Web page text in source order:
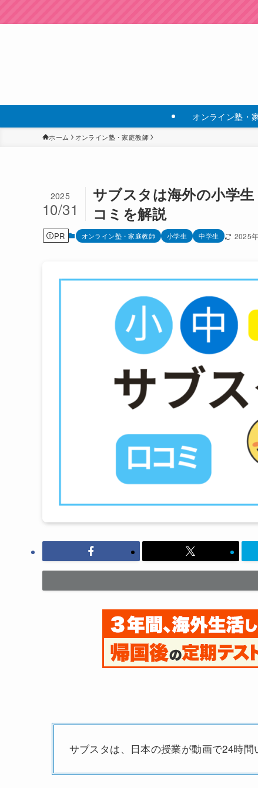
オンライン塾・
ホーム オンライン塾・家庭教師
サブスタは海外の小学
コミを解説
2025
10/31
PR オンライン塾・家庭教師 小学生 中学生 2025
サブスタは、日本の授業が動画で24時間